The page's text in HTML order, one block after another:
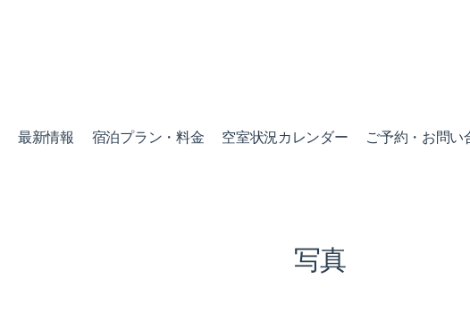
最新情報 宿泊プラン・料金 空室状況カレンダー ご予約・お問い
写真